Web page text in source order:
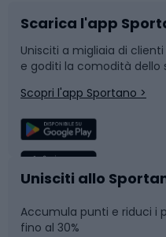
Bushcraft
Corsa
Sport di squadra
Caschi da ciclismo
Skitouring
Slitte e slittini
Snowboard
Camminata nordica
Nuoto
Pattinaggio
Scarica l'app
Unisciti a migliaia di
e goditi la comodità dello
Scopri l'app Sportano >
Unisciti allo
Accumula punti e riduci i
fino al 30%